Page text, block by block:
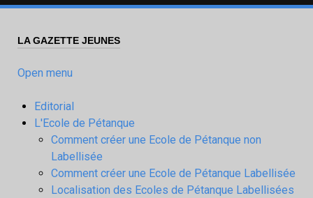
LA GAZETTE JEUNES
Open menu
Editorial
L'Ecole de Pétanque
Comment créer une Ecole de Pétanque non
Labellisée
Comment créer une Ecole de Pétanque Labellisée
Localisation des Ecoles de Pétanque Labellisées